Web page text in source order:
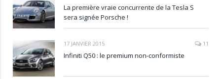
La première vraie concurrente de la Tesla S
sera signée Porsche !
17 JANVIER 2015 11
Infiniti Q50 : le premium non-conformiste